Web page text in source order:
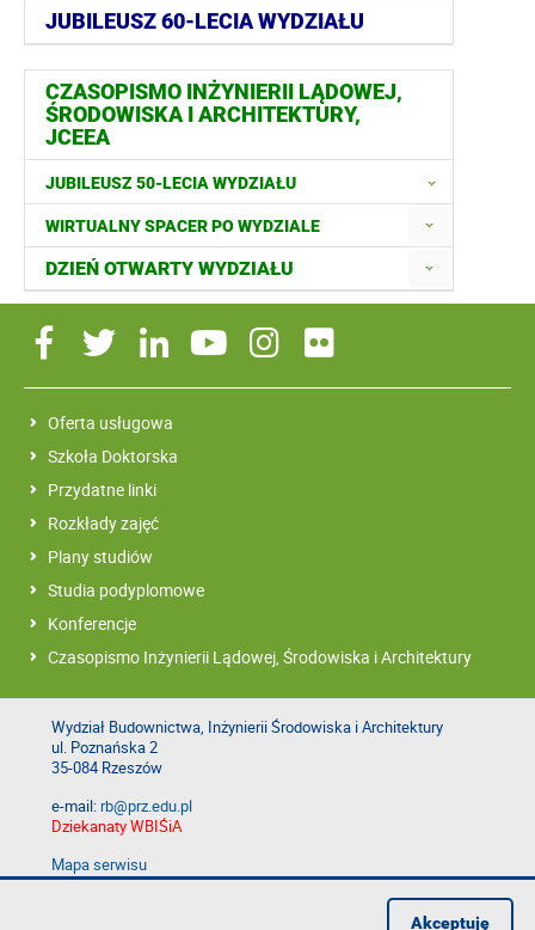
JUBILEUSZ 60-LECIA WYDZIAŁU
CZASOPISMO INŻYNIERII LĄDOWEJ,
ŚRODOWISKA I ARCHITEKTURY,
JCEEA
JUBILEUSZ 50-LECIA WYDZIAŁU
WIRTUALNY SPACER PO WYDZIALE
DZIEŃ OTWARTY WYDZIAŁU
Oferta usługowa
Szkoła Doktorska
Przydatne linki
Rozkłady zajęć
Plany studiów
Studia podyplomowe
Konferencje
Czasopismo Inżynierii Lądowej, Środowiska i Architektury
Wydział Budownictwa, Inżynierii Środowiska i Architektury
ul. Poznańska 2
35-084 Rzeszów
e-mail:rb@prz.edu.pl
Dziekanaty WBIŚiA
Mapa serwisu
Deklaracja dostępności
Akceptuję